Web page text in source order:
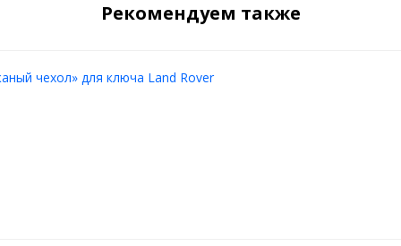
Рекомендуем также
чехол» для ключа Land Rover